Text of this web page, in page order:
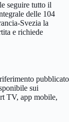
seguire tutto il
delle 104
Svezia la
e richiede
pubblicato
sui
TV, app mobile,